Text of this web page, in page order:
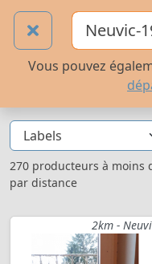
Vous pouvez
270 producteurs à moins
par distance
2km -